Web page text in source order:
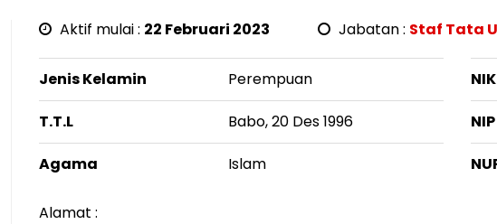
Aktif mulai : 22 Februari 2023 Jabatan : Staf Tata
Jenis Kelamin Perempuan
T.T.L Babo, 20 Des 1996
Agama Islam
NIK
NIP
Alamat :